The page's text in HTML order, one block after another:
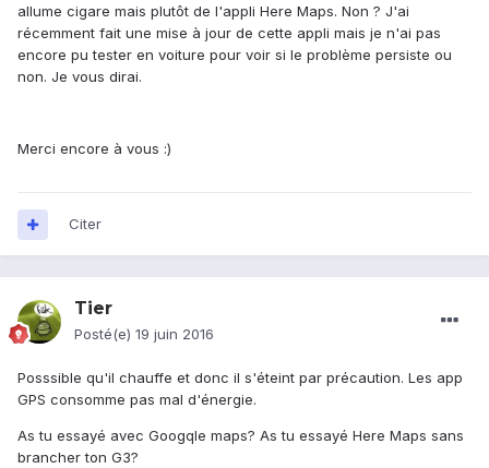
allume cigare mais plutôt de l'appli Here Maps. Non ? J'ai
récemment fait une mise à jour de cette appli mais je n'ai pas
encore pu tester en voiture pour voir si le problème persiste ou
non. Je vous dirai.
Merci encore à vous :)
Citer
Tier
Posté(e) 19 juin 2016
Posssible qu'il chauffe et donc il s'éteint par précaution. Les app
GPS consomme pas mal d'énergie.
As tu essayé avec Googqle maps? As tu essayé Here Maps sans
brancher ton G3?